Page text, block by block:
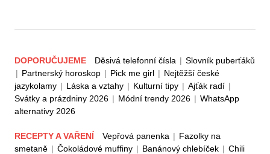
DOPORUČUJEME Děsivá telefonní čísla | Slovník puberťáků
| Partnerský horoskop | Pick me girl | Nejtěžší české
jazykolamy | Láska a vztahy | Kulturní tipy | Ajťák radí |
Svátky a prázdniny 2026 | Módní trendy 2026 | WhatsApp
alternativy 2026
RECEPTY A VAŘENÍ Vepřová panenka | Fazolky na
smetaně | Čokoládové muffiny | Banánový chlebíček | Chili